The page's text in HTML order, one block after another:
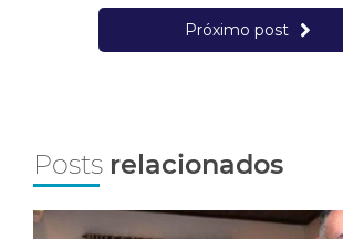
Próximo post
Posts relacionados